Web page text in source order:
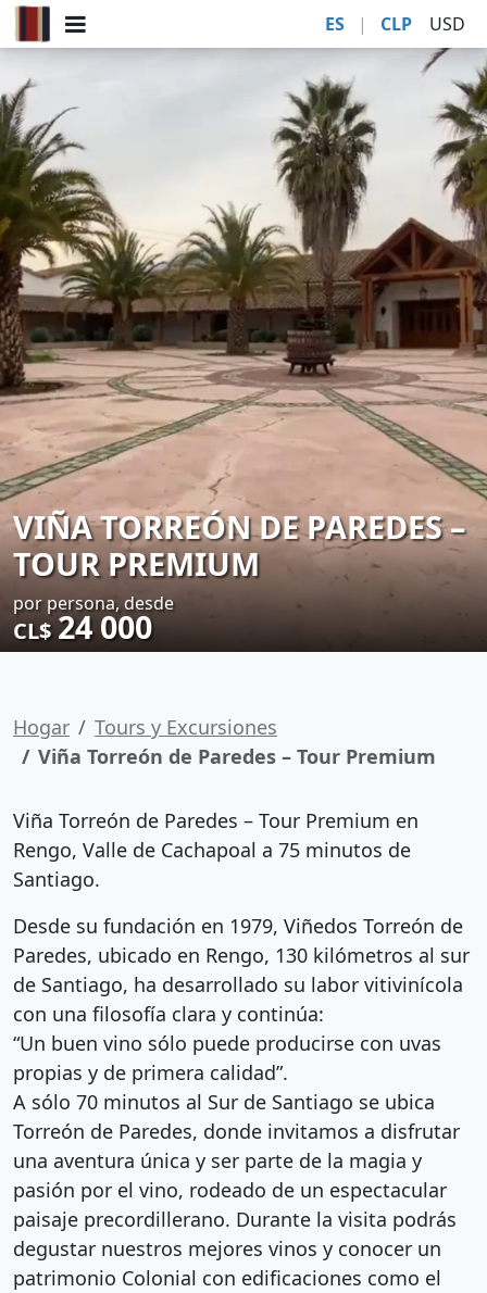
ES | CLP USD
VIÑA TORREÓN DE PAREDES –
TOUR PREMIUM
por persona, desde
CL$24 000
Hogar
Tours y Excursiones
Viña Torreón de Paredes – Tour Premium
Viña Torreón de Paredes – Tour Premium en
Rengo, Valle de Cachapoal a 75 minutos de
Santiago.
Desde su fundación en 1979, Viñedos Torreón de
Paredes, ubicado en Rengo, 130 kilómetros al sur
de Santiago, ha desarrollado su labor vitivinícola
con una filosofía clara y continúa:
“Un buen vino sólo puede producirse con uvas
propias y de primera calidad”.
A sólo 70 minutos al Sur de Santiago se ubica
Torreón de Paredes, donde invitamos a disfrutar
una aventura única y ser parte de la magia y
pasión por el vino, rodeado de un espectacular
paisaje precordillerano. Durante la visita podrás
degustar nuestros mejores vinos y conocer un
patrimonio Colonial con edificaciones como el